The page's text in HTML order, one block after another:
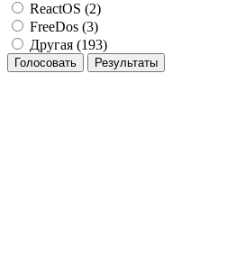
ReactOS (2)
FreeDos (3)
Другая (193)